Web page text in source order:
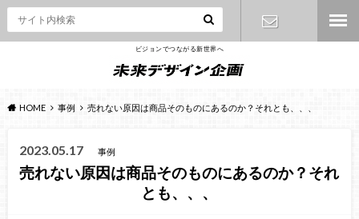
ビジョンでつながる新世界へ
HOME 事例 売れない原因は商品そのものにあるのか？それとも、、、
2023.05.17 事例
売れない原因は商品そのものにあるのか？それ
とも、、、